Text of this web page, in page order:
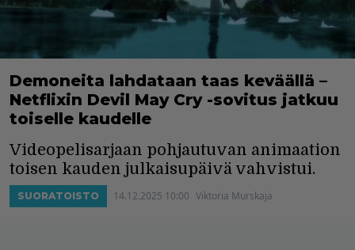
Demoneita lahdataan taas keväällä –
Netflixin Devil May Cry -sovitus jatkuu
toiselle kaudelle
Videopelisarjaan pohjautuvan animaation
toisen kauden julkaisupäivä vahvistui.
SUORATOISTO 14.12.2025 10:00 Viktoria Murskaja